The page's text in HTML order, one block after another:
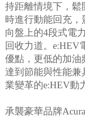
持距離情境下，鬆
時進行動能回充
向盤上的4段式電
回收力道。e:HEV
優點，更低的加油
達到節能與性能兼
業變革的e:HEV動
承襲豪華品牌